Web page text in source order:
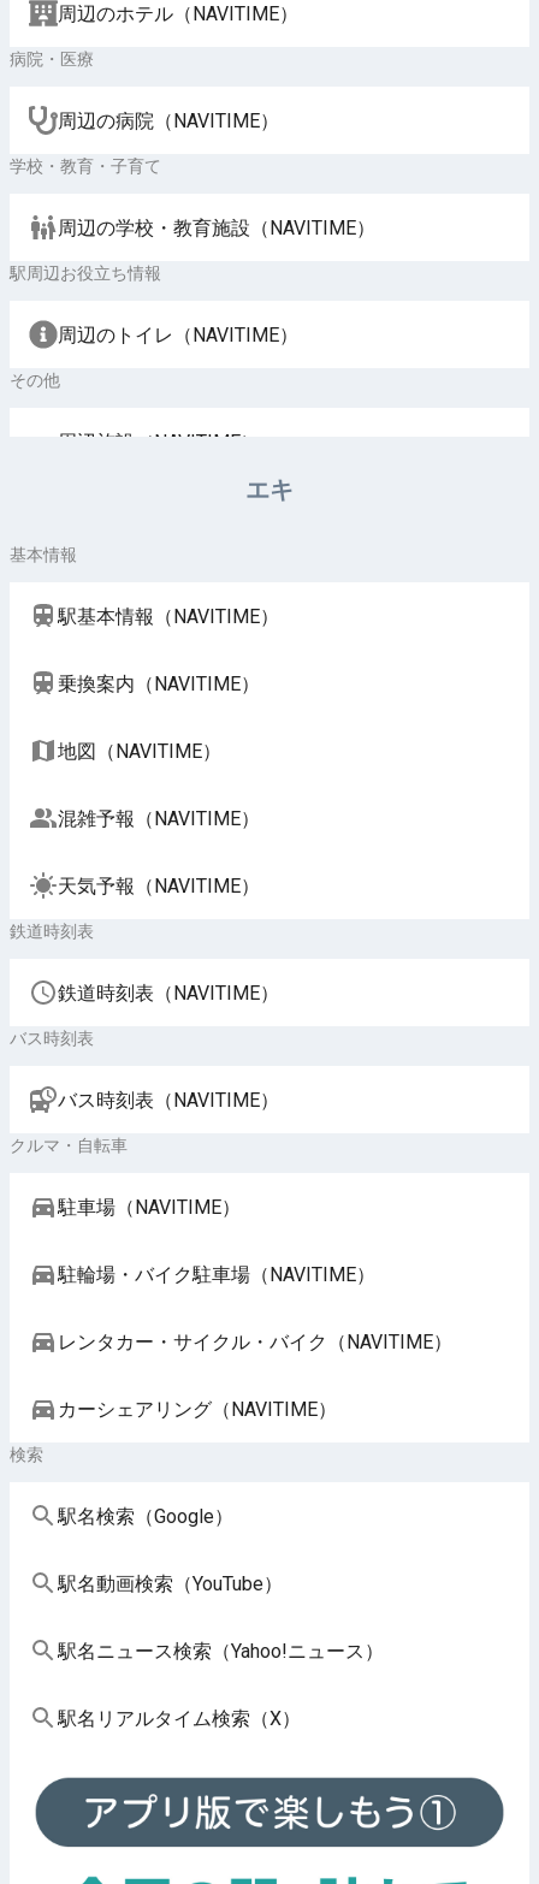
周辺のホテル（NAVITIME）
病院・医療
周辺の病院（NAVITIME）
学校・教育・子育て
周辺の学校・教育施設（NAVITIME）
駅周辺お役立ち情報
周辺のトイレ（NAVITIME）
その他
周辺施設（NAVITIME）
エキ
基本情報
駅基本情報（NAVITIME）
乗換案内（NAVITIME）
地図（NAVITIME）
混雑予報（NAVITIME）
天気予報（NAVITIME）
鉄道時刻表
鉄道時刻表（NAVITIME）
バス時刻表
バス時刻表（NAVITIME）
クルマ・自転車
駐車場（NAVITIME）
駐輪場・バイク駐車場（NAVITIME）
レンタカー・サイクル・バイク（NAVITIME）
カーシェアリング（NAVITIME）
検索
駅名検索（Google）
駅名動画検索（YouTube）
駅名ニュース検索（Yahoo!ニュース）
駅名リアルタイム検索（X）